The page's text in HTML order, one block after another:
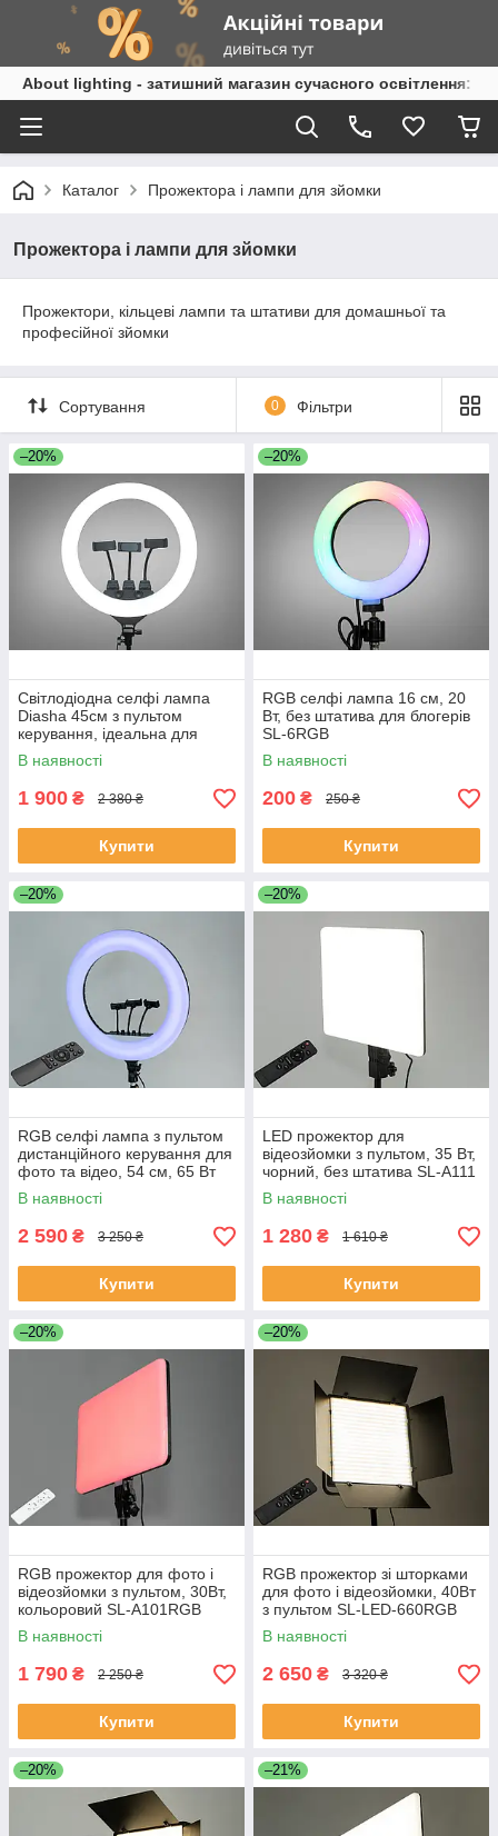
About lighting - затишний магазин сучасного освітлення:
Каталог Прожектора і лампи для зйомки
Прожектора і лампи для зйомки
Прожектори, кільцеві лампи та штативи для домашньої та
професійної зйомки
Сортування 0 Фільтри
–20%
Світлодіодна селфі лампа
Diasha 45см з пультом
керування, ідеальна для
блогерів SL-ZB-F348
В наявності
1 900 ₴ 2 380 ₴
Купити
–20%
RGB селфі лампа 16 см, 20
Вт, без штатива для блогерів
SL-6RGB
В наявності
200 ₴ 250 ₴
Купити
–20%
RGB селфі лампа з пультом
дистанційного керування для
фото та відео, 54 см, 65 Вт
SL-RL-21RGB
В наявності
2 590 ₴ 3 250 ₴
Купити
–20%
LED прожектор для
відеозйомки з пультом, 35 Вт,
чорний, без штатива SL-A111
В наявності
1 280 ₴ 1 610 ₴
Купити
–20%
RGB прожектор для фото і
відеозйомки з пультом, 30Вт,
кольоровий SL-A101RGB
В наявності
1 790 ₴ 2 250 ₴
Купити
–20%
RGB прожектор зі шторками
для фото і відеозйомки, 40Вт
з пультом SL-LED-660RGB
В наявності
2 650 ₴ 3 320 ₴
Купити
–20% –21%